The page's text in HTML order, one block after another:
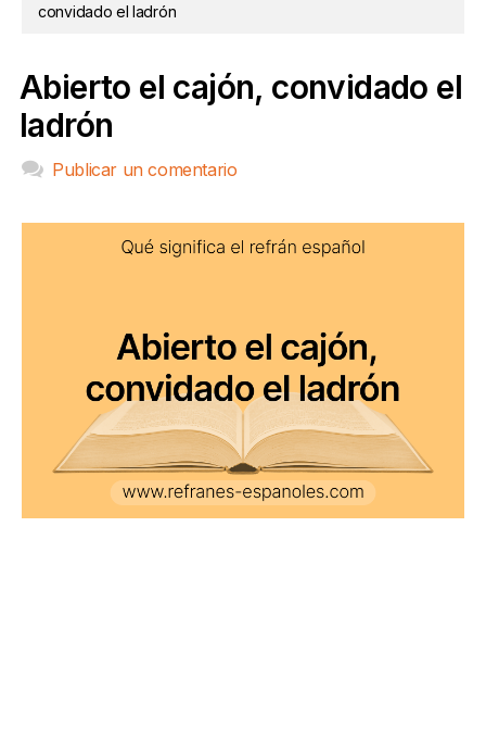
convidado el ladrón
Abierto el cajón, convidado el
ladrón
Publicar un comentario